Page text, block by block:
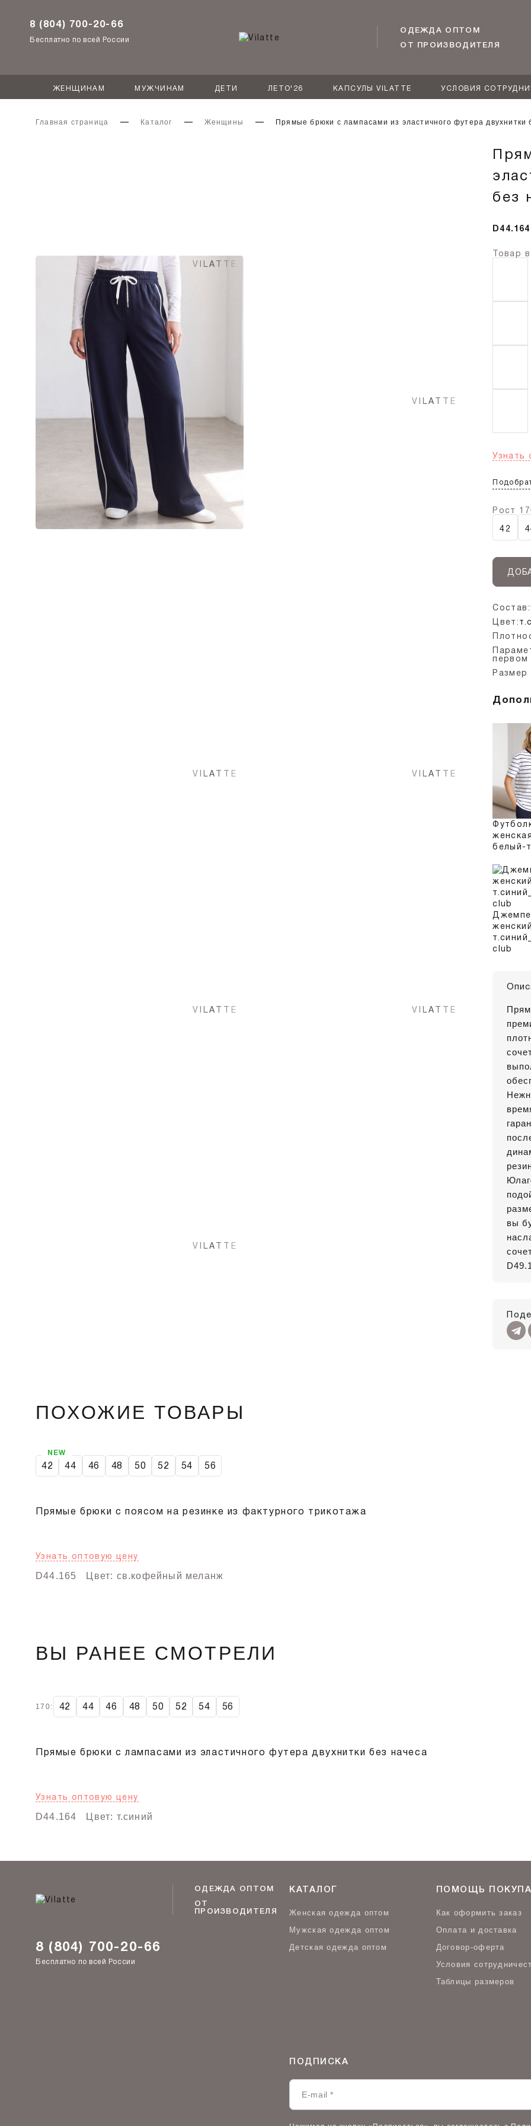
8 (804) 700-20-66
Бесплатно по всей России
ОДЕЖДА ОПТОМ
ОТ ПРОИЗВОДИТЕЛЯ
ЖЕНЩИНАМ МУЖЧИНАМ ДЕТИ ЛЕТО'26 КАПСУЛЫ VILATTE УСЛОВИЯ
Главная страница Каталог Женщины Прямые брюки с лампасами из эластичного футера двухнитки
без
D44.164
Товар
Узнать
Рост
42
Состав:
Цвет:
первом
Размер
женская
белый-
женский
club
вы
ПОХОЖИЕ ТОВАРЫ
42 44 46 48 50 52 54 56
Прямые брюки с поясом на резинке из фактурного трикотажа
Узнать оптовую цену
D44.165 Цвет: св.кофейный меланж
NEW
ВЫ РАНЕЕ СМОТРЕЛИ
170: 42 44 46 48 50 52 54 56
Прямые брюки с лампасами из эластичного футера двухнитки без начеса
Узнать оптовую цену
D44.164 Цвет: т.синий
ОДЕЖДА ОПТОМ
ОТ
ПРОИЗВОДИТЕЛЯ
8 (804) 700-20-66
Бесплатно по всей России
КАТАЛОГ
Женская одежда оптом
Мужская одежда оптом
Детская одежда оптом
ПОМОЩЬ
Как оформить заказ
Оплата и доставка
Договор-оферта
Условия
Таблицы размеров
ПОДПИСКА